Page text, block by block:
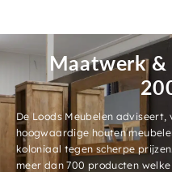
Maatwerk &
De Loods Meubelen
hoogwaardige houten
koloniaal tegen scherpe
meer dan 700 producten